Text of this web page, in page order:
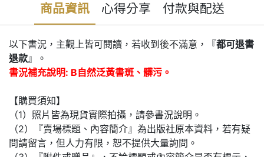
商品資訊 心得分享 付款與配送
以下書況，主觀上皆可閱讀，若收到後不滿意，『都可退書
退款』。
書況補充說明: B自然泛黃書斑、髒污。
【購買須知】
（1）照片皆為現貨實際拍攝，請參書況說明。
（2）『賣場標題、內容簡介』為出版社原本資料，若有疑
問請留言，但人力有限，恕不提供大量詢問。